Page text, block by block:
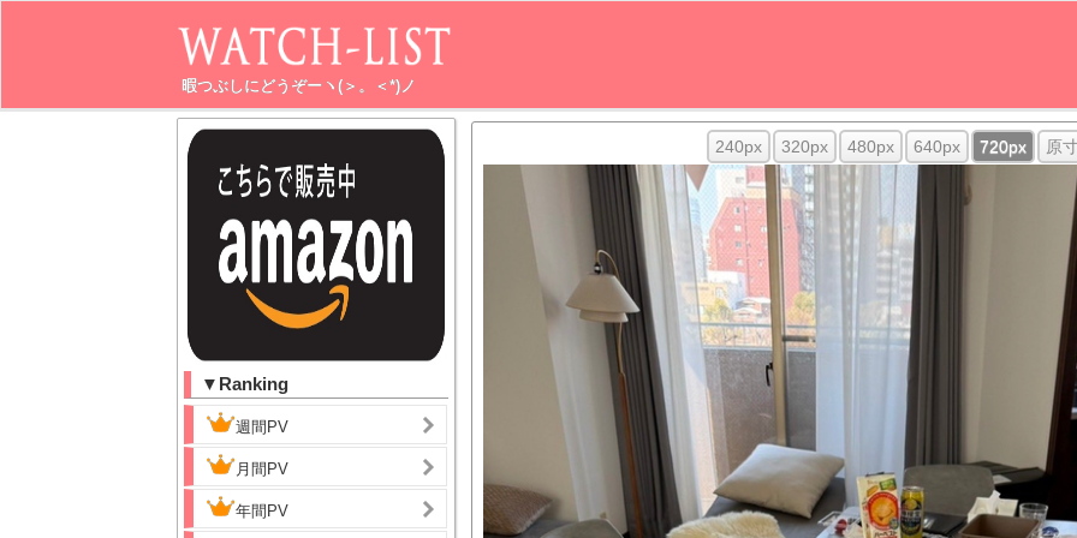
暇つぶしにどうぞーヽ(＞。＜*)ノ
▼Ranking
週間PV
月間PV
年間PV
240px 320px 480px 640px 720px 原